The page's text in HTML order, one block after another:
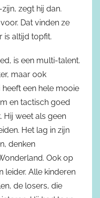
zegt hij dan.
Dat vinden ze
is altijd topfit.
is een multi-talent.
maar ook
een hele mooie
en tactisch goed
Hij weet als geen
Het lag in zijn
denken
Ook op
leider. Alle kinderen
de losers, die